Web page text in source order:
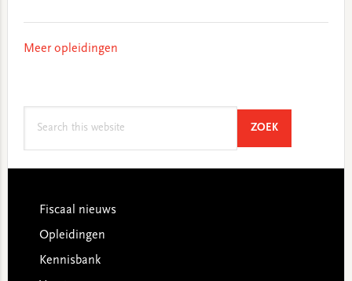
Meer opleidingen
ZOEKSEARCH
Footer
Fiscaal nieuws
Opleidingen
Kennisbank